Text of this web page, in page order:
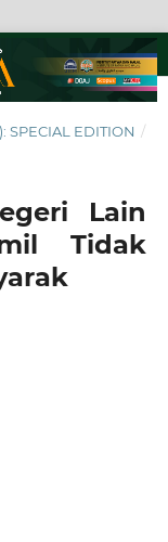
SPECIAL EDITION /
Lain
Tidak